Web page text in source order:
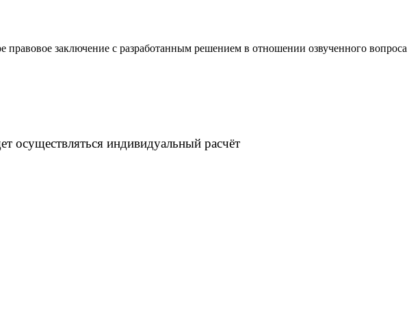
заключение с разработанным решением в отношении озвученного вопроса
осуществляться индивидуальный расчёт